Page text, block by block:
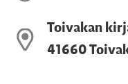
Toivakan
41660